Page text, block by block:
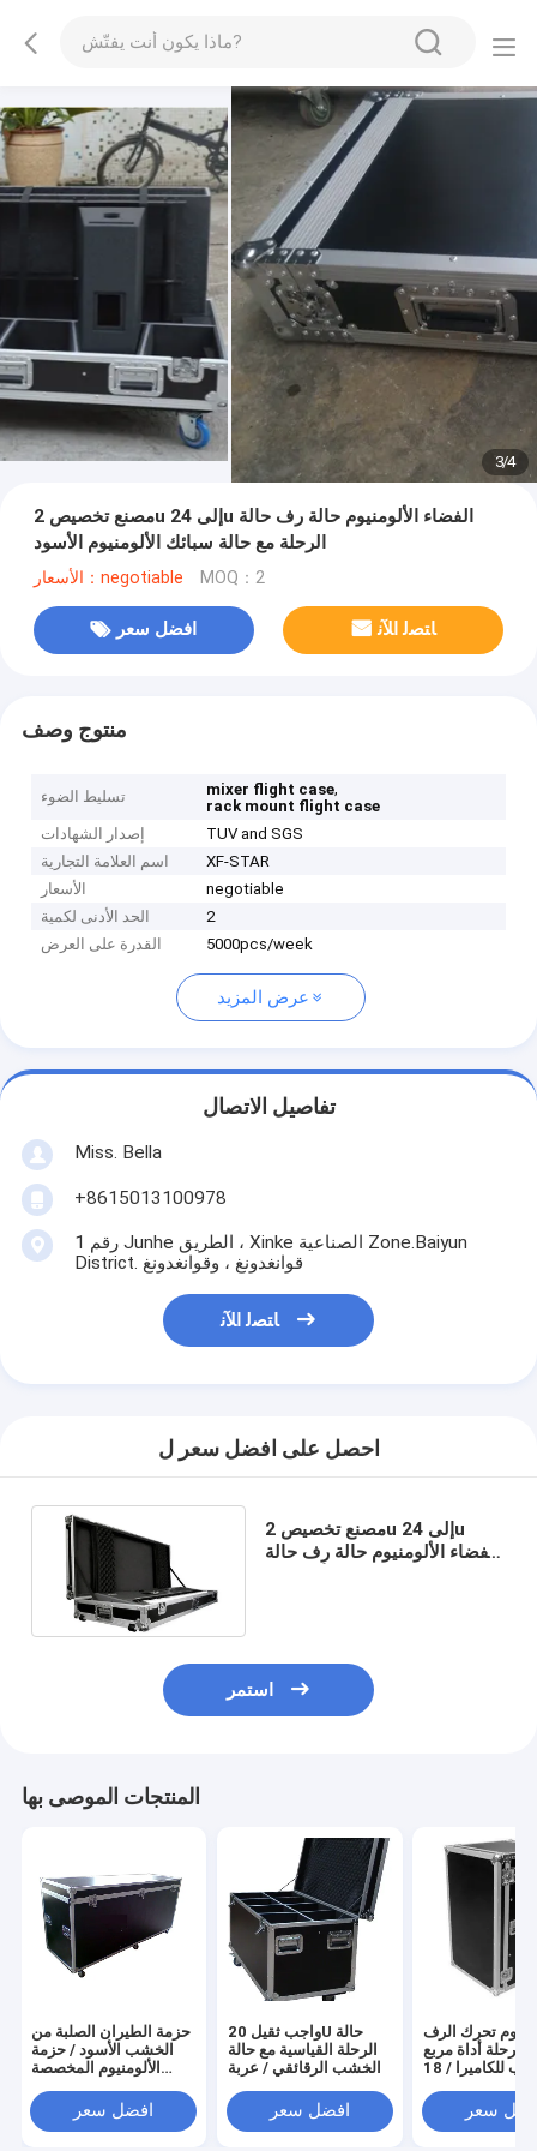
3/4
مصنع تخصيص 2u إلى 24u الفضاء الألومنيوم حالة رف حالة
الرحلة مع حالة سبائك الألومنيوم الأسود
الأسعار：negotiable MOQ：2
افضل سعر ﺎﺘﺼﻟ ﺍﻶﻧ
منتوج وصف
تسليط الضوء mixer flight case,
rack mount flight case
إصدار الشهادات
TUV and SGS
اسم العلامة التجارية
XF-STAR
الأسعار
negotiable
الحد الأدنى لكمية
2
القدرة على العرض
5000pcs/week
عرض المزيد
تفاصيل الاتصال
Miss. Bella
+8615013100978
رقم 1 Junhe الطريق ، Xinke الصناعية Zone.Baiyun
District. قوانغدونغ ، وقوانغدونغ
ﺎﺘﺼﻟ ﺍﻶﻧ
احصل على افضل سعر ل
مصنع تخصيص 2u إلى 24u
الفضاء الألومنيوم حالة رف حالة
استمر
المنتجات الموصى بها
حزمة الطيران الصلبة من
الخشب الأسود / حزمة
الألومنيوم المخصصة
الثمينة
افضل سعر
واجب ثقيل 20U حالة
الرحلة القياسية مع حالة
الخشب الرقائقي / عربة
افضل سعر
تحرك الرف
الرحلة أداة مربع
الشرب للكاميرا / 18U
الطيرانسعر